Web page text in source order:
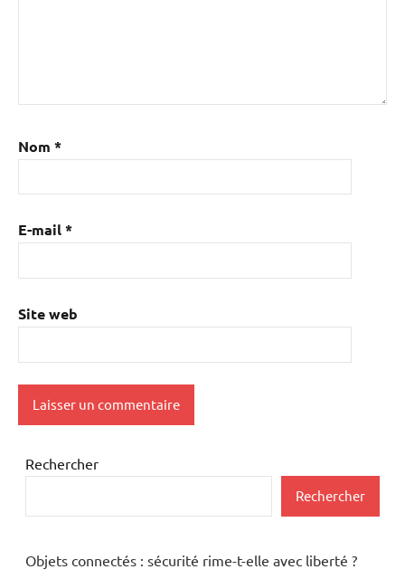
Nom *
E-mail*
Site web
Rechercher
Rechercher
Objets connectés : sécurité rime-t-elle avec liberté ?